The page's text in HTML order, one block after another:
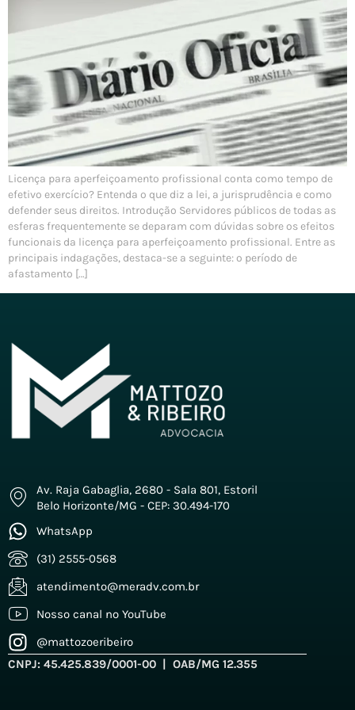
Licença para aperfeiçoamento profissional conta como tempo de
efetivo exercício? Entenda o que diz a lei, a jurisprudência e como
defender seus direitos. Introdução Servidores públicos de todas as
esferas frequentemente se deparam com dúvidas sobre os efeitos
funcionais da licença para aperfeiçoamento profissional. Entre as
principais indagações, destaca-se a seguinte: o período de
afastamento […]
Av. Raja Gabaglia, 2680 - Sala 801, Estoril
Belo Horizonte/MG - CEP: 30.494-170
WhatsApp
(31) 2555-0568
atendimento@meradv.com.br
Nosso canal no YouTube
@mattozoeribeiro
CNPJ: 45.425.839/0001-00 | OAB/MG 12.355